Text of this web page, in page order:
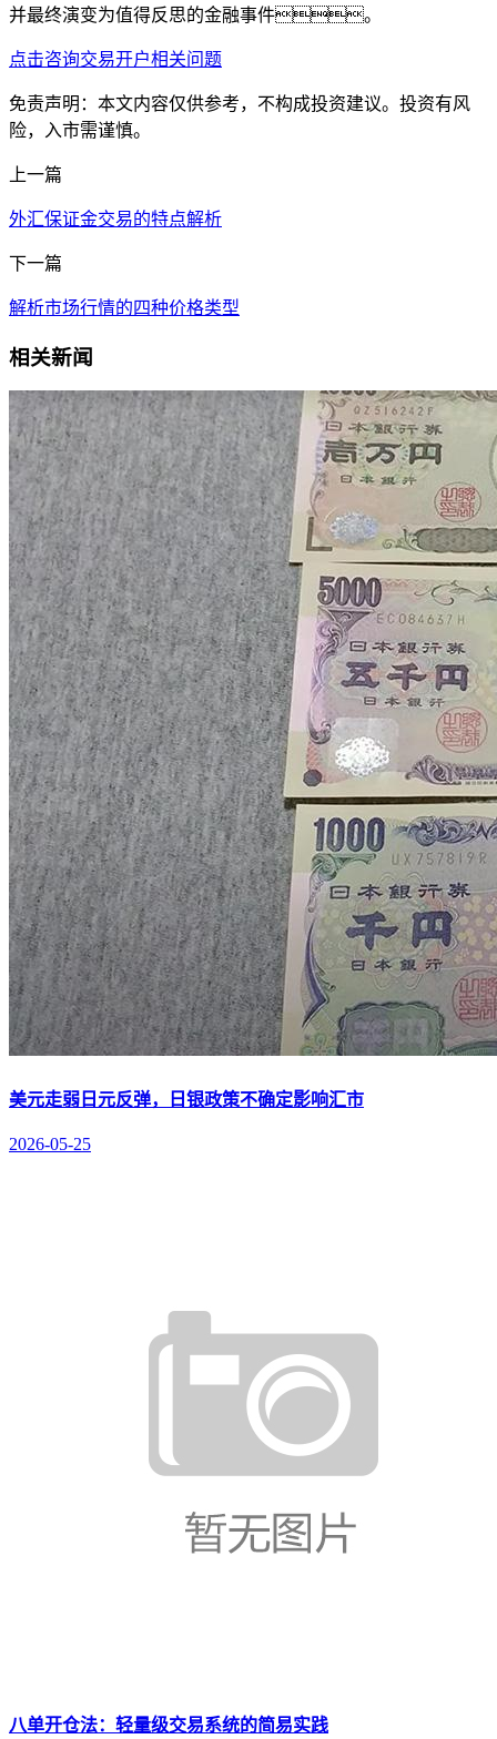
并最终演变为值得反思的金融事件。
点击咨询交易开户相关问题
免责声明：本文内容仅供参考，不构成投资建议。投资有风
险，入市需谨慎。
上一篇
外汇保证金交易的特点解析
下一篇
解析市场行情的四种价格类型
相关新闻
美元走弱日元反弹，日银政策不确定影响汇市
2026-05-25
八单开仓法：轻量级交易系统的简易实践